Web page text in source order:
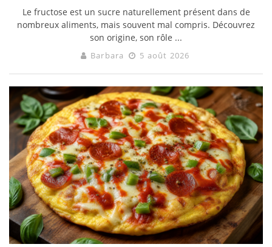
Le fructose est un sucre naturellement présent dans de
nombreux aliments, mais souvent mal compris. Découvrez
son origine, son rôle ...
Barbara 5 août 2026